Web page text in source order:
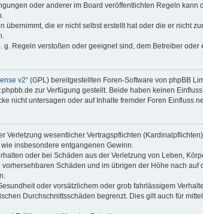
oder anderer im Board veröffentlichten Regeln kann
die er nicht selbst erstellt hat oder die er nicht
Regeln verstoßen oder geeignet sind, dem Betreiber oder
v2“ (GPL) bereitgestellten Foren-Software von phpBB
zur Verfügung gestellt. Beide haben keinen
nicht untersagen oder auf Inhalte fremder Foren Einfluss
wesentlicher Vertragspflichten
insbesondere entgangenen Gewinn.
oder bei Schäden aus der Verletzung von Leben,
Schäden und im übrigen der Höhe nach auf
oder vorsätzlichem oder grob fahrlässigem
Durchschnittsschäden begrenzt. Dies gilt auch für